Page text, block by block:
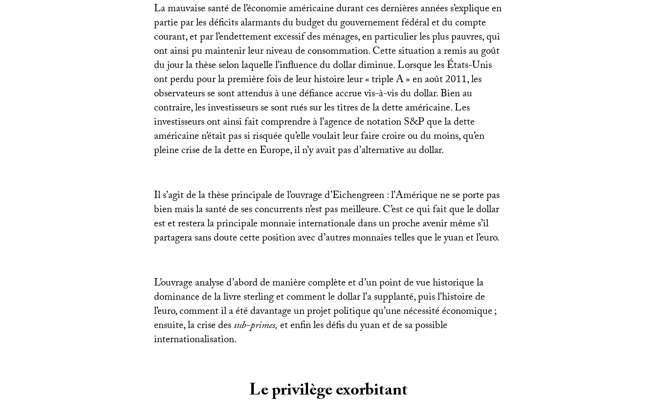
La mauvaise santé de l’économie américaine durant ces dernières années s’explique en
partie par les déficits alarmants du budget du gouvernement fédéral et du compte
courant, et par l’endettement excessif des ménages, en particulier les plus pauvres, qui
ont ainsi pu maintenir leur niveau de consommation. Cette situation a remis au goût
du jour la thèse selon laquelle l’influence du dollar diminue. Lorsque les États-Unis
ont perdu pour la première fois de leur histoire leur «triple A» en août 2011, les
observateurs se sont attendus à une défiance accrue vis-à-vis du dollar. Bien au
contraire, les investisseurs se sont rués sur les titres de la dette américaine. Les
investisseurs ont ainsi fait comprendre à l’agence de notation S&P que la dette
américaine n’était pas si risquée qu’elle voulait leur faire croire ou du moins, qu’en
pleine crise de la dette en Europe, il n’y avait pas d’alternative au dollar.
Il s’agit de la thèse principale de l’ouvrage d’Eichengreen : l’Amérique ne se porte pas
bien mais la santé de ses concurrents n’est pas meilleure. C’est ce qui fait que le dollar
est et restera la principale monnaie internationale dans un proche avenir même s’il
partagera sans doute cette position avec d’autres monnaies telles que le yuan et l’euro.
L’ouvrage analyse d’abord de manière complète et d’un point de vue historique la
dominance de la livre sterling et comment le dollar l’a supplanté, puis l’histoire de
l’euro, comment il a été davantage un projet politique qu’une nécessité économique;
ensuite, la crise dessub-primes,et enfin les défis du yuan et de sa possible
internationalisation.
Le privilège exorbitant